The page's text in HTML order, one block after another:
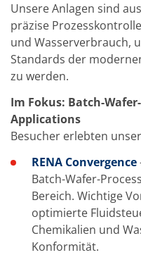
Ätzen
Texturierung
Galvanik
Innovationen
Battery Technology
Fortschrittliches chemisches
Proprietäre Software
FlowLogX - Smart
Infocenter
Downloads
Presse
Messen
Glossar
Carrier
DI Wasser
Footprint
Unsere Anlagen sind
präzise
und Wasserverbrauch,
Standards der
zu werden.
Im Fokus: Batch-
Applications
Besucher erlebten
RENA Convergence
Batch-Wafer-
Bereich. Wichtige
optimierte
Chemikalien und
Konformität.